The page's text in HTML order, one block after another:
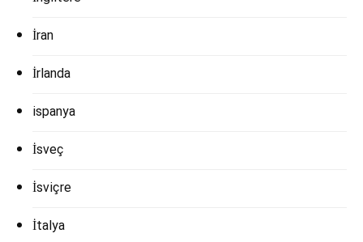
İran
İrlanda
ispanya
İsveç
İsviçre
İtalya